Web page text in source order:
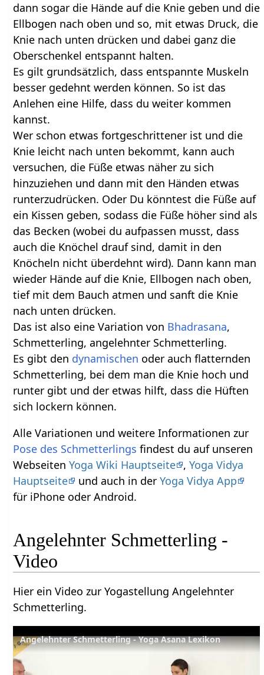
dann sogar die Hände auf die Knie geben und die
Ellbogen nach oben und so, mit etwas Druck, die
Knie nach unten drücken und dabei ganz die
Oberschenkel entspannt halten.
Es gilt grundsätzlich, dass entspannte Muskeln
besser gedehnt werden können. So ist das
Anlehen eine Hilfe, dass du weiter kommen
kannst.
Wer schon etwas fortgeschrittener ist und die
Knie leicht nach unten bekommt, kann auch
versuchen, die Füße etwas näher zu sich
hinzuziehen und dann mit den Händen etwas
runterzudrücken. Oder Du könntest die Füße auf
ein Kissen geben, sodass die Füße höher sind als
das Becken (wobei du aufpassen musst, dass
auch die Knöchel drauf sind, damit in den
Knöcheln nicht überdehnt wird). Dann kann man
wieder Hände auf die Knie, Ellbogen nach oben,
tief mit dem Bauch atmen und sanft die Knie
nach unten drücken.
Das ist also eine Variation von Bhadrasana,
Schmetterling, angelehnter Schmetterling.
Es gibt den dynamischen oder auch flatternden
Schmetterling, bei dem man die Knie hoch und
runter gibt und der etwas hilft, dass die Hüften
sich lockern können.
Alle Variationen und weitere Informationen zur
Pose des Schmetterlings findest du auf unseren
WebseitenYoga Wiki Hauptseite ,Yoga Vidya
Hauptseite
und auch in derYoga Vidya App
für iPhone oder Android.
Angelehnter Schmetterling -
Video
Hier ein Video zur Yogastellung Angelehnter
Schmetterling.
Angelehnter Schmetterling - Yoga Asana Lexikon